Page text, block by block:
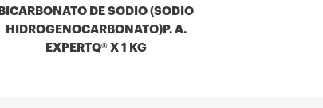
BICARBONATO DE SODIO (SODIO
HIDROGENOCARBONATO)P. A.
EXPERTQ® X 1 KG